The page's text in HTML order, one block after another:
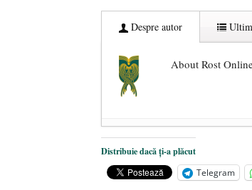
Despre autor
About Rost
Dezvăluiri
Statul care servește
Legea Vexler
Distribuie dacă ți-a plăcut
Telegram